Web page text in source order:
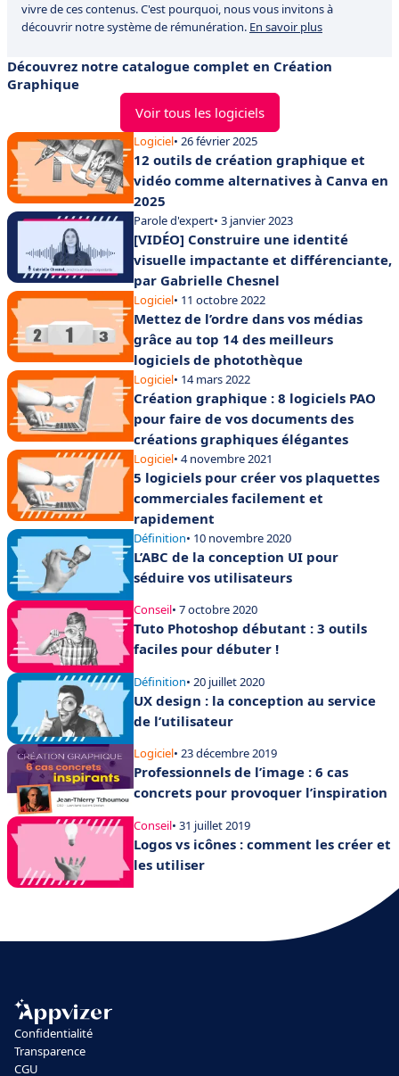
vivre de ces contenus. C'est pourquoi, nous vous invitons à
découvrir notre système de rémunération. En savoir plus
Découvrez notre catalogue complet en Création
Graphique
Voir tous les logiciels
Logiciel• 26 février 2025
12 outils de création graphique et
vidéo comme alternatives à Canva en
2025
Parole d'expert• 3 janvier 2023
[VIDÉO] Construire une identité
visuelle impactante et différenciante,
par Gabrielle Chesnel
Logiciel• 11 octobre 2022
Mettez de l’ordre dans vos médias
grâce au top 14 des meilleurs
logiciels de photothèque
Logiciel• 14 mars 2022
Création graphique : 8 logiciels PAO
pour faire de vos documents des
créations graphiques élégantes
Logiciel• 4 novembre 2021
5 logiciels pour créer vos plaquettes
commerciales facilement et
rapidement
Définition• 10 novembre 2020
L’ABC de la conception UI pour
séduire vos utilisateurs
Conseil• 7 octobre 2020
Tuto Photoshop débutant : 3 outils
faciles pour débuter !
Définition• 20 juillet 2020
UX design : la conception au service
de l’utilisateur
Logiciel• 23 décembre 2019
Professionnels de l’image : 6 cas
concrets pour provoquer l’inspiration
Conseil• 31 juillet 2019
Logos vs icônes : comment les créer et
les utiliser
Confidentialité
Transparence
CGU